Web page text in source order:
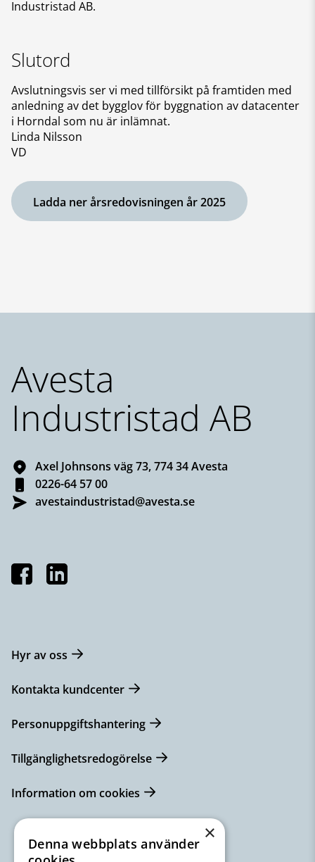
Industristad AB.
Slutord
Avslutningsvis ser vi med tillförsikt på framtiden med
anledning av det bygglov för byggnation av datacenter
i Horndal som nu är inlämnat.
Linda Nilsson
VD
Ladda ner årsredovisningen år 2025
Avesta
Industristad AB
Axel Johnsons väg 73, 774 34 Avesta
0226-64 57 00
avestaindustristad@avesta.se
Hyr av oss
Kontakta kundcenter
Personuppgiftshantering
Tillgänglighetsredogörelse
Information om cookies
×
Denna webbplats använder